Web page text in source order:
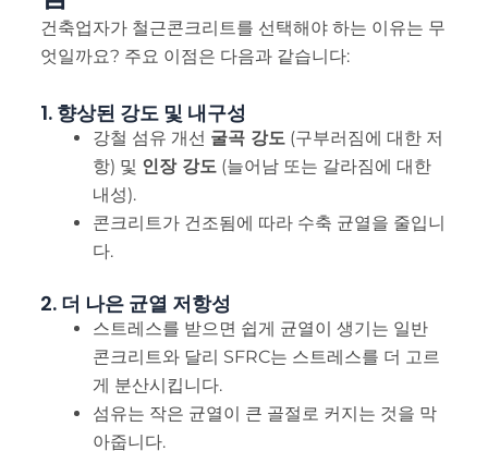
건축업자가 철근콘크리트를 선택해야 하는 이유는 무
엇일까요? 주요 이점은 다음과 같습니다:
1. 향상된 강도 및 내구성
강철 섬유 개선 굴곡 강도 (구부러짐에 대한 저
항) 및 인장 강도 (늘어남 또는 갈라짐에 대한
내성).
콘크리트가 건조됨에 따라 수축 균열을 줄입니
다.
2. 더 나은 균열 저항성
스트레스를 받으면 쉽게 균열이 생기는 일반
콘크리트와 달리 SFRC는 스트레스를 더 고르
게 분산시킵니다.
섬유는 작은 균열이 큰 골절로 커지는 것을 막
아줍니다.